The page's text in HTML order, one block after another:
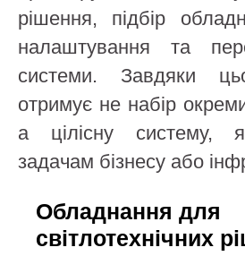
рішення, підбір
налаштування та
системи. Завдяки
отримує не набір
а цілісну систему,
задачам бізнесу або
Обладнання для
світлотехнічних